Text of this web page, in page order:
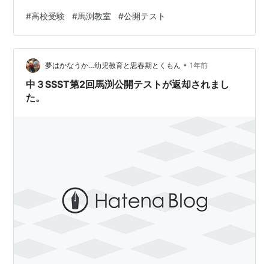
yushun.hatenablog.jp でも、結果は… 残念ながら下がっ
ていました。 中三になって一番悪い結果でした。 SSST
の基準はクリアしていましたが…。 良く考えてみると、
夏期講習は、馬渕に行っている子は同じだけ皆頑張って
きました。もちろん我が子も。 だから…
#高校受験 #馬渕教室 #公開テスト
夢はかなうか…幼児教育と思春期とくもん • 1年前
中３SSST第2回馬渕公開テストが返却されまし
た。